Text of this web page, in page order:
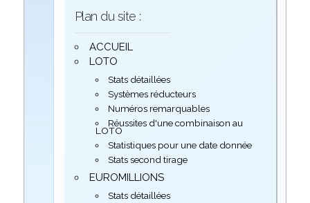
Plan du site :
ACCUEIL
LOTO
Stats détaillées
Systèmes réducteurs
Numéros remarquables
Réussites d'une combinaison au
LOTO
Statistiques pour une date donnée
Stats second tirage
EUROMILLIONS
Stats détaillées